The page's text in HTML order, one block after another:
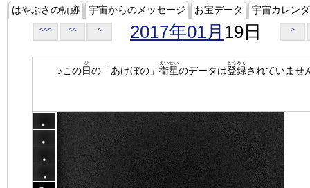
はやぶさの軌跡 宇宙からのメッセージ お宝データ 宇宙カレン
<<< << < 2017年01月 19日 >
♪この日
ひ
の「あけぼの」 衛星
えいせい
のデータは登録
とうろく
されていませ